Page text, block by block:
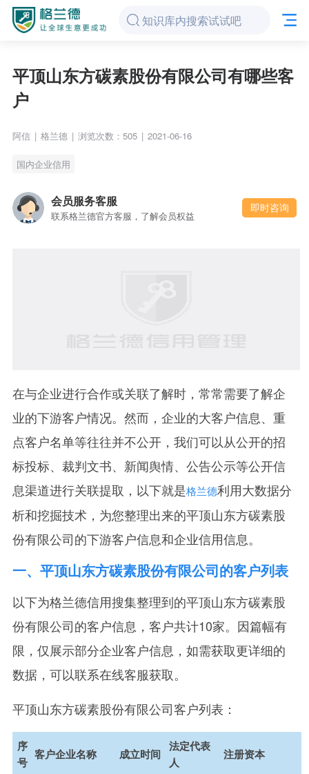
平顶山东方碳素股份有限公司有哪些客
户
阿信 | 格兰德 | 浏览次数：505 | 2021-06-16
国内企业信用
会员服务客服
联系格兰德官方客服，了解会员权益
即时咨询
在与企业进行合作或关联了解时，常常需要了解企
业的下游客户情况。然而，企业的大客户信息、重
点客户名单等往往并不公开，我们可以从公开的招
标投标、裁判文书、新闻舆情、公告公示等公开信
息渠道进行关联提取，以下就是格兰德利用大数据分
析和挖掘技术，为您整理出来的平顶山东方碳素股
份有限公司的下游客户信息和企业信用信息。
一、 平顶山东方碳素股份有限公司的客户列表
以下为格兰德信用搜集整理到的平顶山东方碳素股
份有限公司的客户信息，客户共计10家。因篇幅有
限，仅展示部分企业客户信息，如需获取更详细的
数据，可以联系在线客服获取。
平顶山东方碳素股份有限公司客户列表：
序
号
客户企业名称 成立时间
法定代表
人
注册资本